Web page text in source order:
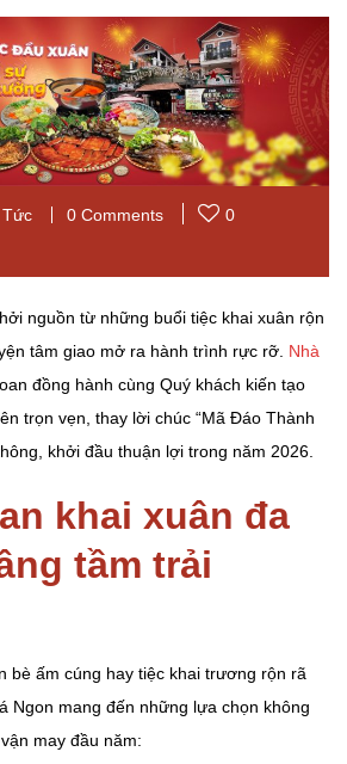
Tức 0 Comments
0
nguồn từ những buổi tiệc khai xuân rộn
tâm giao mở ra hành trình rực rỡ. Nhà
đồng hành cùng Quý khách kiến tạo
trọn vẹn, thay lời chúc “Mã Đáo Thành
khởi đầu thuận lợi trong năm 2026.
khai xuân đa
tầm trải
bè ấm cúng hay tiệc khai trương rộn rã
Ngon mang đến những lựa chọn không
may đầu năm: